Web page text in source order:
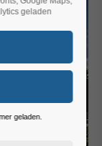
geladen
geladen.